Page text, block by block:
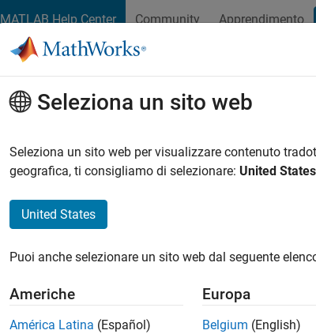
MATLAB Help Center Community Apprendimento
Ordina per
Seleziona un sito web
Seleziona un sito web per visualizzare contenuto
geografica, ti consigliamo di selezionare: United States
United States
Puoi anche selezionare un sito web dal seguente
Americhe
América Latina (Español)
Europa
Belgium (English)